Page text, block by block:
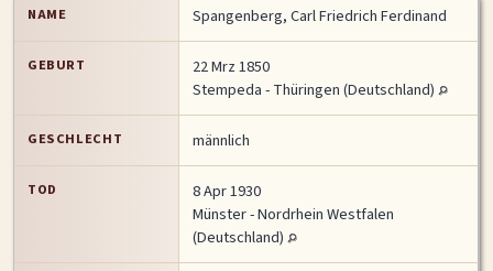
Personen-Suche Familien-Suche
Benutzer-Login beantragen Forum
NAME Spangenberg,Carl Friedrich Ferdinand
GEBURT
22 Mrz 1850
Stempeda - Thüringen (Deutschland)
GESCHLECHT männlich
TOD
8 Apr 1930
Münster - Nordrhein Westfalen
(Deutschland)